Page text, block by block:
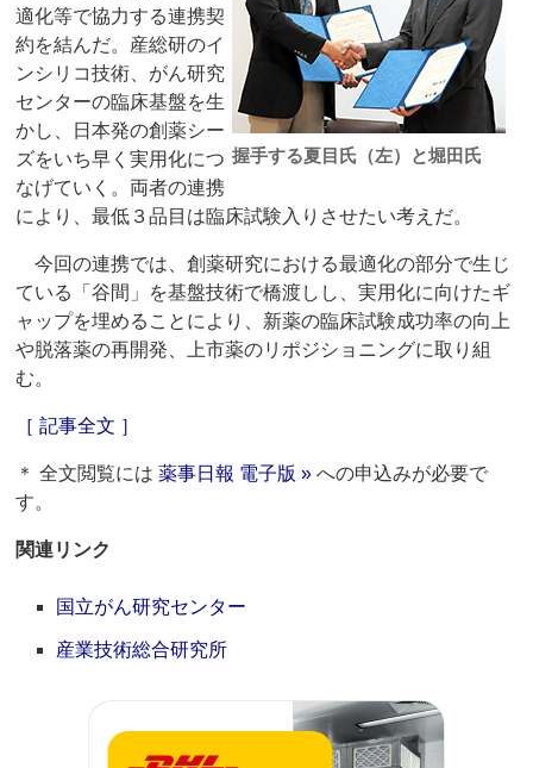
握手する夏目氏（左）と堀田氏
適化等で協力する連携契
約を結んだ。産総研のイ
ンシリコ技術、がん研究
センターの臨床基盤を生
かし、日本発の創薬シー
ズをいち早く実用化につ
なげていく。両者の連携
により、最低３品目は臨床試験入りさせたい考えだ。
今回の連携では、創薬研究における最適化の部分で生じ
ている「谷間」を基盤技術で橋渡しし、実用化に向けたギ
ャップを埋めることにより、新薬の臨床試験成功率の向上
や脱落薬の再開発、上市薬のリポジショニングに取り組
む。
［ 記事全文 ］
＊ 全文閲覧には薬事日報 電子版 » への申込みが必要で
す。
関連リンク
国立がん研究センター
産業技術総合研究所